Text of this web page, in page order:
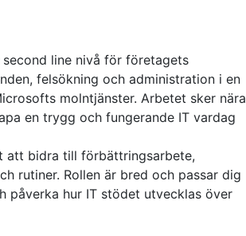
line nivå för företagets
felsökning och administration i en
molntjänster. Arbetet sker nära
en trygg och fungerande IT vardag
att bidra till förbättringsarbete,
rutiner. Rollen är bred och passar dig
påverka hur IT stödet utvecklas över